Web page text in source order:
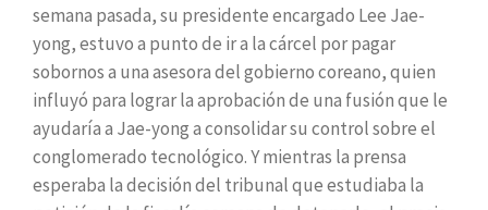
semana pasada, su presidente encargado Lee Jae-
yong, estuvo a punto de ir a la cárcel por pagar
sobornos a una asesora del gobierno coreano, quien
influyó para lograr la aprobación de una fusión que le
ayudaría a Jae-yong a consolidar su control sobre el
conglomerado tecnológico. Y mientras la prensa
esperaba la decisión del tribunal que estudiaba la